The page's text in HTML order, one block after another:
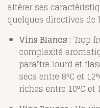
altérer ses
quelques directives de
Vins Blancs : Trop
complexité
paraître lourd et
secs entre 8°C et
riches entre 10°C et